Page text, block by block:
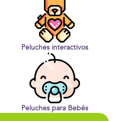
Peluches interactivos
Peluches para Bebés